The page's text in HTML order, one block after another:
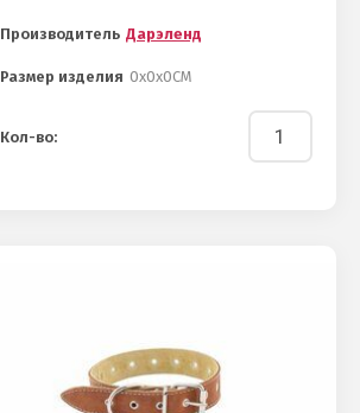
Производитель Дарэленд
Размер изделия 0х0х0СМ
Кол-во: